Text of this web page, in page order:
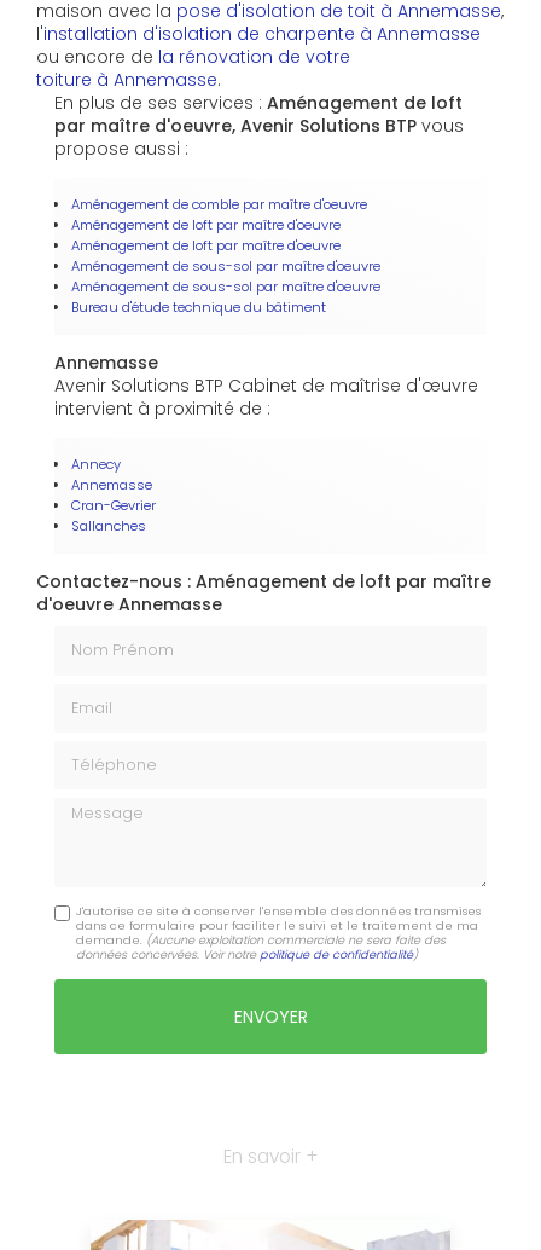
maison avec la pose d'isolation de toit à Annemasse,
l'installation d'isolation de charpente à Annemasse
ou encore de la rénovation de votre
toiture à Annemasse.
En plus de ses services : Aménagement de loft
par maître d'oeuvre, Avenir Solutions BTP vous
propose aussi :
Aménagement de comble par maître d'oeuvre
Aménagement de loft par maître d'oeuvre
Aménagement de loft par maître d'oeuvre
Aménagement de sous-sol par maître d'oeuvre
Aménagement de sous-sol par maître d'oeuvre
Bureau d'étude technique du bâtiment
Annemasse
Avenir Solutions BTP Cabinet de maîtrise d'œuvre
intervient à proximité de :
Annecy
Annemasse
Cran-Gevrier
Sallanches
Contactez-nous : Aménagement de loft par maître
d'oeuvre Annemasse
Message
J'autorise ce site à conserver l'ensemble des données transmises
dans ce formulaire pour faciliter le suivi et le traitement de ma
demande. (Aucune exploitation commerciale ne sera faite des
données concervées. Voir notrepolitique de confidentialité)
En savoir +